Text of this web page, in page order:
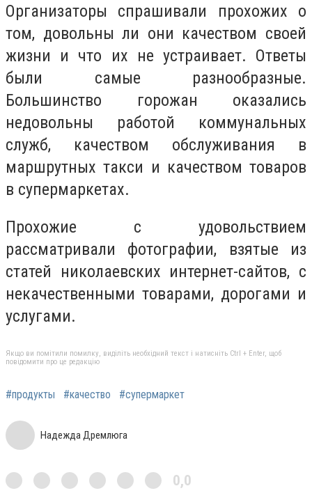
Организаторы спрашивали прохожих о
том, довольны ли они качеством своей
жизни и что их не устраивает. Ответы
были самые разнообразные.
Большинство горожан оказались
недовольны работой коммунальных
служб, качеством обслуживания в
маршрутных такси и качеством товаров
в супермаркетах.
Прохожие с удовольствием
рассматривали фотографии, взятые из
статей николаевских интернет-сайтов, с
некачественными товарами, дорогами и
услугами.
Якщо ви помітили помилку, виділіть необхідний текст і натисніть Ctrl + Enter, щоб
повідомити про це редакцію
#продукты #качество #супермаркет
Надежда Дремлюга
0,0